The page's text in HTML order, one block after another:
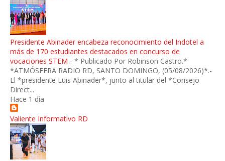
Presidente Abinader encabeza reconocimiento del Indotel a
más de 170 estudiantes destacados en concurso de
vocaciones STEM - * Publicado Por Robinson Castro.*
*ATMÓSFERA RADIO RD, SANTO DOMINGO, (05/08/2026)*.-
El *presidente Luis Abinader*, junto al titular del *Consejo
Direct...
Hace 1 día
Valiente Informativo RD